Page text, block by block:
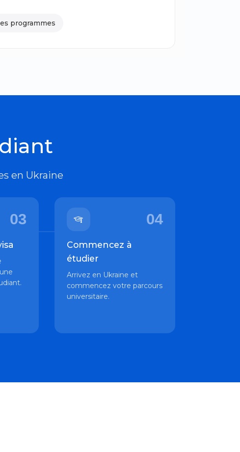
programmes
en Ukraine
03 04
Commencez à
étudier
Arrivez en Ukraine et
commencez votre parcours
universitaire.